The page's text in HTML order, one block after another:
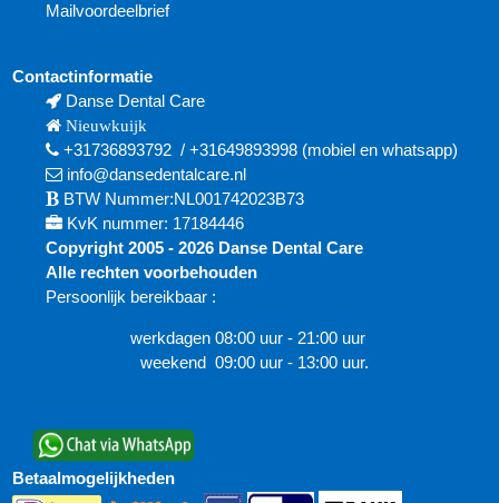
Mailvoordeelbrief
Contactinformatie
Danse Dental Care
Nieuwkuijk
+31736893792 /+31649893998 (mobiel enwhatsapp)
info@dansedentalcare.nl
BTW Nummer:NL001742023B73
KvK nummer: 17184446
Copyright 2005 - 2026 Danse Dental Care
Alle rechten voorbehouden
Persoonlijk bereikbaar :
werkdagen 08:00 uur - 21:00 uur
weekend 09:00 uur - 13:00 uur.
Betaalmogelijkheden